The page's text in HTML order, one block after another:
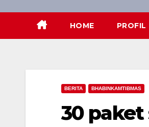
HOME PROFIL
BERITA BHABINKAMTIBMAS
30